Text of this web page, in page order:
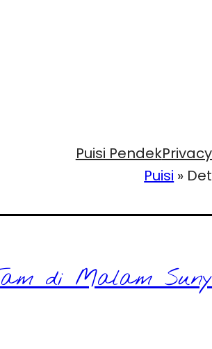
Puisi Pendek
Puisi »
di Malam